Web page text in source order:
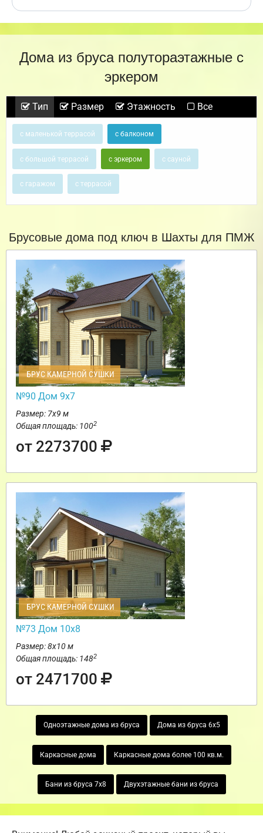
Дома из бруса полутораэтажные с
эркером
Тип Размер Этажность Все
с маленькой террасой с балконом
с большой террасой с эркером с сауной
с гаражом с террасой
Брусовые дома под ключ в Шахты для ПМЖ
БРУС КАМЕРНОЙ СУШКИ
№90 Дом 9х7
Размер: 7х9 м
Общая площадь: 1002
от 2273700
БРУС КАМЕРНОЙ СУШКИ
№73 Дом 10х8
Размер: 8х10 м
Общая площадь: 1482
от 2471700
Одноэтажные дома из бруса Дома из бруса 6х5
Каркасные дома Каркасные дома более 100 кв.м.
Бани из бруса 7х8 Двухэтажные бани из бруса